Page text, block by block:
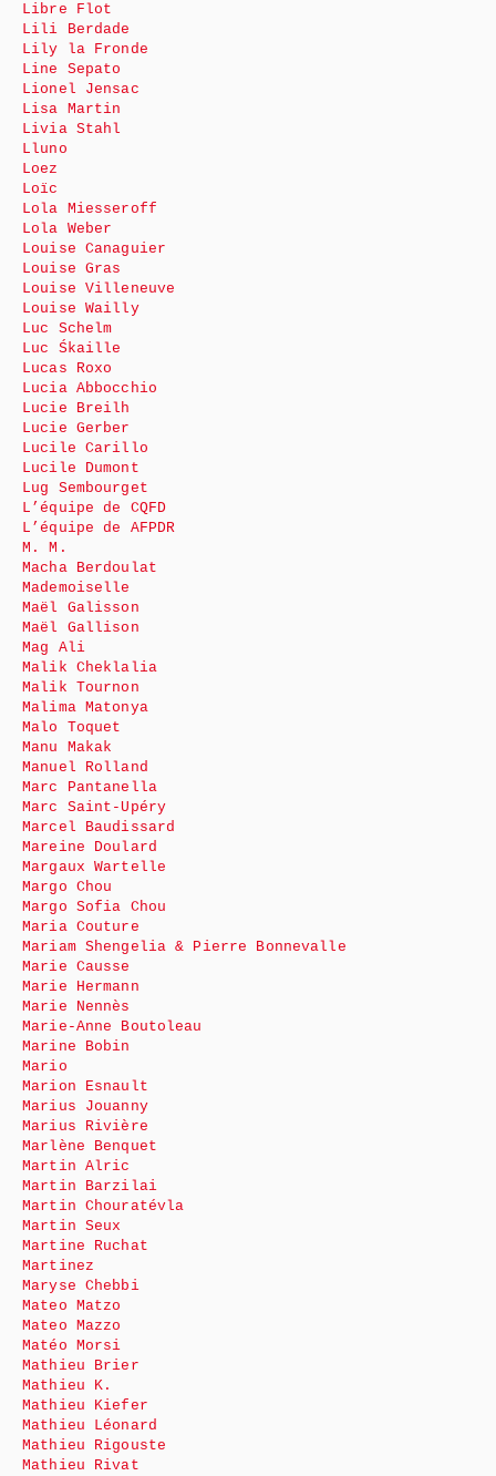
Libre Flot
Lili Berdade
Lily la Fronde
Line Sepato
Lionel Jensac
Lisa Martin
Livia Stahl
Lluno
Loez
Loïc
Lola Miesseroff
Lola Weber
Louise Canaguier
Louise Gras
Louise Villeneuve
Louise Wailly
Luc Schelm
Luc Śkaille
Lucas Roxo
Lucia Abbocchio
Lucie Breilh
Lucie Gerber
Lucile Carillo
Lucile Dumont
Lug Sembourget
L’équipe de CQFD
L’équipe de AFPDR
M. M.
Macha Berdoulat
Mademoiselle
Maël Galisson
Maël Gallison
Mag Ali
Malik Cheklalia
Malik Tournon
Malima Matonya
Malo Toquet
Manu Makak
Manuel Rolland
Marc Pantanella
Marc Saint-Upéry
Marcel Baudissard
Mareine Doulard
Margaux Wartelle
Margo Chou
Margo Sofia Chou
Maria Couture
Mariam Shengelia & Pierre Bonnevalle
Marie Causse
Marie Hermann
Marie Nennès
Marie-Anne Boutoleau
Marine Bobin
Mario
Marion Esnault
Marius Jouanny
Marius Rivière
Marlène Benquet
Martin Alric
Martin Barzilai
Martin Chouratévla
Martin Seux
Martine Ruchat
Martinez
Maryse Chebbi
Mateo Matzo
Mateo Mazzo
Matéo Morsi
Mathieu Brier
Mathieu K.
Mathieu Kiefer
Mathieu Léonard
Mathieu Rigouste
Mathieu Rivat